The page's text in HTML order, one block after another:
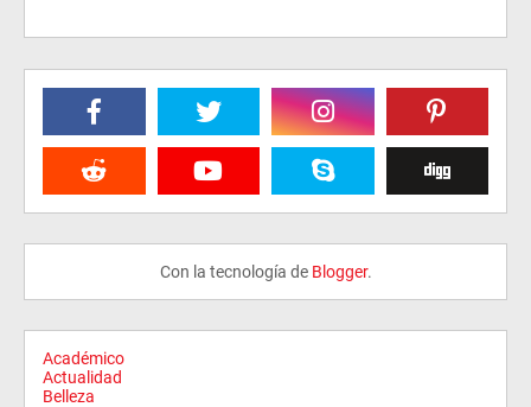
Con la tecnología de Blogger.
Académico
Actualidad
Belleza